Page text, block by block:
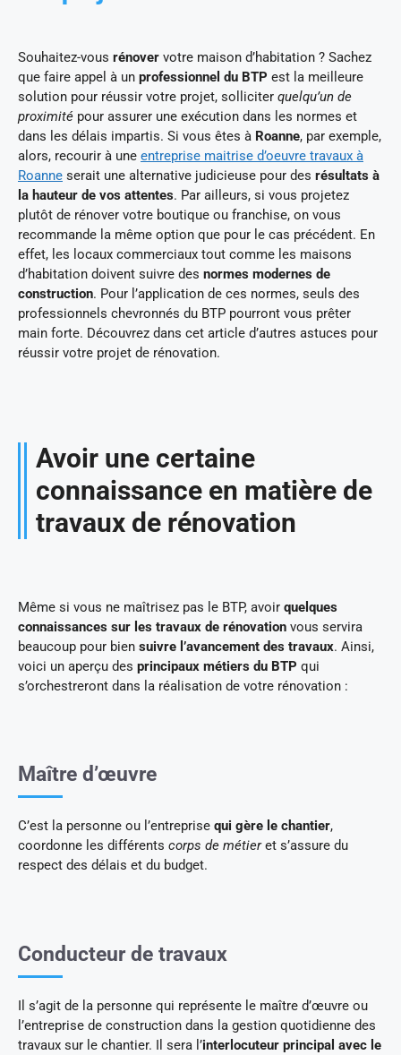
Souhaitez-vous rénover votre maison d’habitation ? Sachez
que faire appel à un professionnel du BTP est la meilleure
solution pour réussir votre projet, solliciter quelqu’un de
proximité pour assurer une exécution dans les normes et
dans les délais impartis. Si vous êtes à Roanne, par exemple,
alors, recourir à une entreprise maitrise d’oeuvre travaux à
Roanne serait une alternative judicieuse pour des résultats à
la hauteur de vos attentes. Par ailleurs, si vous projetez
plutôt de rénover votre boutique ou franchise, on vous
recommande la même option que pour le cas précédent. En
effet, les locaux commerciaux tout comme les maisons
d’habitation doivent suivre des normes modernes de
construction. Pour l’application de ces normes, seuls des
professionnels chevronnés du BTP pourront vous prêter
main forte. Découvrez dans cet article d’autres astuces pour
réussir votre projet de rénovation.
Avoir une certaine
connaissance en matière de
travaux de rénovation
Même si vous ne maîtrisez pas le BTP, avoir quelques
connaissances sur les travaux de rénovation vous servira
beaucoup pour bien suivre l’avancement des travaux. Ainsi,
voici un aperçu des principaux métiers du BTP qui
s’orchestreront dans la réalisation de votre rénovation :
Maître d’œuvre
C’est la personne ou l’entreprise qui gère le chantier,
coordonne les différents corps de métieret s’assure du
respect des délais et du budget.
Conducteur de travaux
Il s’agit de la personne qui représente le maître d’œuvre ou
l’entreprise de construction dans la gestion quotidienne des
travaux sur le chantier. Il sera l’interlocuteur principal avec le